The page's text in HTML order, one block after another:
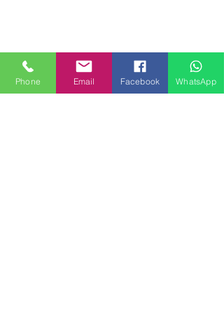
MILANHOUSES
Phone Email Facebook WhatsApp